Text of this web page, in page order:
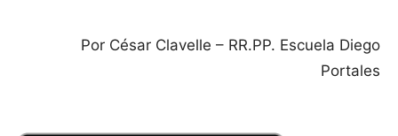
Por César Clavelle – RR.PP. Escuela Diego
Portales